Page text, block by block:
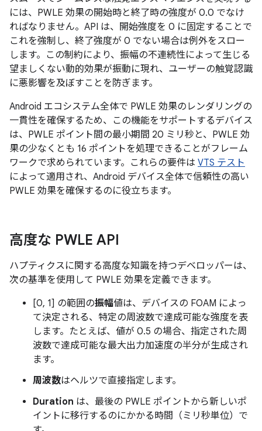
には、PWLE 効果の開始時と終了時の強度が 0.0 でなけ
ればなりません。 API は、開始強度を 0 に固定することで
これを強制し、終了強度が 0 でない場合は例外をスロー
します。この制約により、振幅の不連続性によって生じる
望ましくない動的効果が振動に現れ、ユーザーの触覚認識
に悪影響を及ぼすことを防ぎます。
Android エコシステム全体で PWLE 効果のレンダリングの
一貫性を確保するため、この機能をサポートするデバイス
は、PWLE ポイント間の最小期間 20 ミリ秒と、PWLE 効
果の少なくとも 16 ポイントを処理できることがフレーム
ワークで求められています。これらの要件は VTS テスト
によって適用され、Android デバイス全体で信頼性の高い
PWLE 効果を確保するのに役立ちます。
高度な PWLE API
ハプティクスに関する高度な知識を持つデベロッパーは、
次の基準を使用して PWLE 効果を定義できます。
[0, 1] の範囲の振幅値は、デバイスの FOAM によっ
て決定される、特定の周波数で達成可能な強度を表
します。たとえば、値が 0.5 の場合、指定された周
波数で達成可能な最大出力加速度の半分が生成され
ます。
周波数はヘルツで直接指定します。
Duration は、最後の PWLE ポイントから新しいポ
イントに移行するのにかかる時間（ミリ秒単位）で